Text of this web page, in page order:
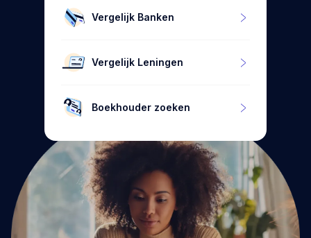
Vergelijk Banken
Vergelijk Leningen
Boekhouder zoeken